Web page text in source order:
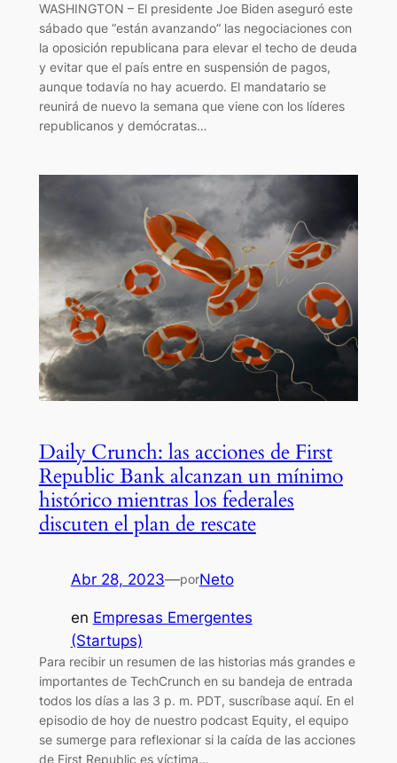
WASHINGTON – El presidente Joe Biden aseguró este
sábado que “están avanzando” las negociaciones con
la oposición republicana para elevar el techo de deuda
y evitar que el país entre en suspensión de pagos,
aunque todavía no hay acuerdo. El mandatario se
reunirá de nuevo la semana que viene con los líderes
republicanos y demócratas…
Daily Crunch: las acciones de First
Republic Bank alcanzan un mínimo
histórico mientras los federales
discuten el plan de rescate
Abr 28, 2023—porNeto
en Empresas Emergentes
(Startups)
Para recibir un resumen de las historias más grandes e
importantes de TechCrunch en su bandeja de entrada
todos los días a las 3 p. m. PDT, suscríbase aquí. En el
episodio de hoy de nuestro podcast Equity, el equipo
se sumerge para reflexionar si la caída de las acciones
de First Republic es víctima…